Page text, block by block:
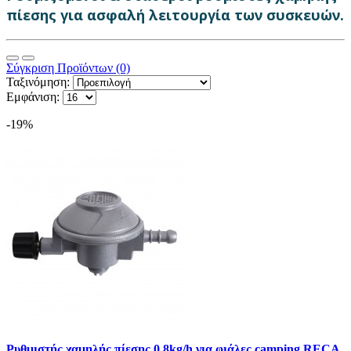
πίεσης για ασφαλή λειτουργία των συσκευών.
Σύγκριση Προϊόντων (0)
Ταξινόμηση:
Εμφάνιση:
-19%